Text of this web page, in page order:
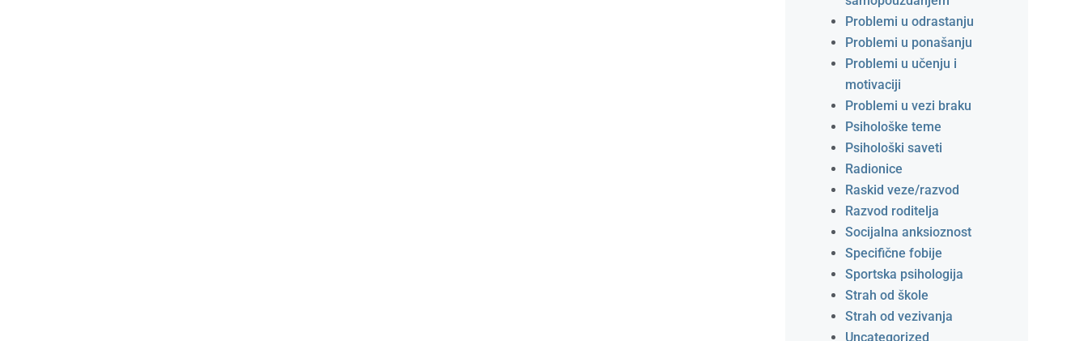
Problemi u odrastanju
Problemi u ponašanju
Problemi u učenju i
motivaciji
Problemi u vezi braku
Psihološke teme
Psihološki saveti
Radionice
Raskid veze/razvod
Razvod roditelja
Socijalna anksioznost
Specifične fobije
Sportska psihologija
Strah od škole
Strah od vezivanja
Uncategorized